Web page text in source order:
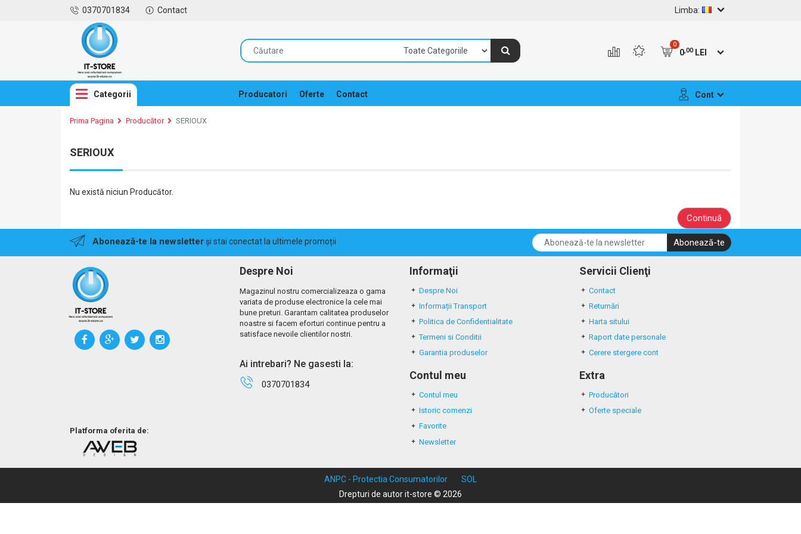
0370701834 Contact Limba:
0
0,00LEI
Categorii Producatori Oferte Contact Cont
Prima Pagina Producător SERIOUX
SERIOUX
Nu există niciun Producător.
Continuă
Abonează-te la newsletterși stai conectat la ultimele promoții Abonează-te
Platforma oferita de:
Despre Noi
Magazinul nostru comercializeaza o gama
variata de produse electronice la cele mai
bune preturi. Garantam calitatea produselor
noastre si facem eforturi continue pentru a
satisface nevoile clientilor nostri.
Ai intrebari? Ne gasesti la:
0370701834
Informaţii
Despre Noi
Informații Transport
Politica de Confidentialitate
Termeni si Conditii
Garantia produselor
Servicii Clienţi
Contact
Returnări
Harta sitului
Raport date personale
Cerere stergere cont
Contul meu
Contul meu
Istoric comenzi
Favorite
Newsletter
Extra
Producători
Oferte speciale
ANPC - Protectia Consumatorilor
SOL
Drepturi de autor it-store © 2026